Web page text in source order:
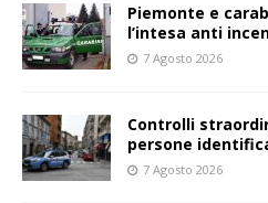
Piemonte e
l’intesa anti
7 Agosto 2026
Controlli
persone
7 Agosto 2026